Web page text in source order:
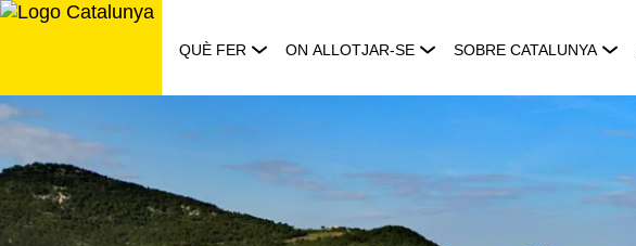
Saltar
QUÈ FER ON ALLOTJAR-SE SOBRE CATALUNYA